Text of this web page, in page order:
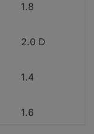
1.8
2.0 D
1.4
1.6